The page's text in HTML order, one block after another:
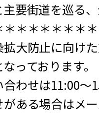
要街道を巡る
＊＊＊＊＊＊
大防止に向けた
っております。
わせは11:00～
がある場合はメ